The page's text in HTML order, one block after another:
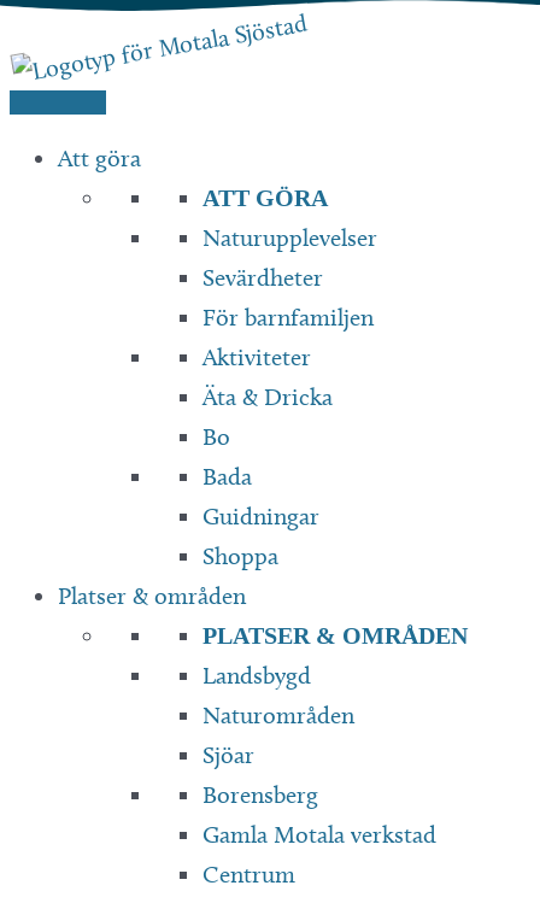
till
innehåll
Att göra
ATT GÖRA
Naturupplevelser
Sevärdheter
För barnfamiljen
Aktiviteter
Äta & Dricka
Bo
Bada
Guidningar
Shoppa
Platser & områden
PLATSER & OMRÅDEN
Landsbygd
Naturområden
Sjöar
Borensberg
Gamla Motala verkstad
Centrum